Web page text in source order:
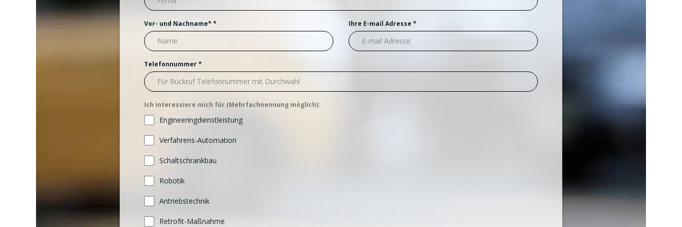
Vor- und Nachname** Ihre E-mail Adresse *
Telefonnummer*
Ich interessiere mich für (Mehrfachnennung möglich):
Engineeringdienstleistung
Verfahrens-Automation
Schaltschrankbau
Robotik
Antriebstechnik
Retrofit-Maßnahme